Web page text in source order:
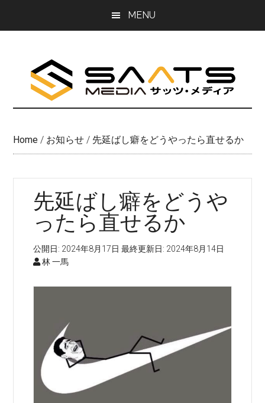
MENU
Home / お知らせ / 先延ばし癖をどうやったら直せるか
先延ばし癖をどうや
ったら直せるか
公開日: 2024年8月17日 最終更新日: 2024年8月14日
林 一馬